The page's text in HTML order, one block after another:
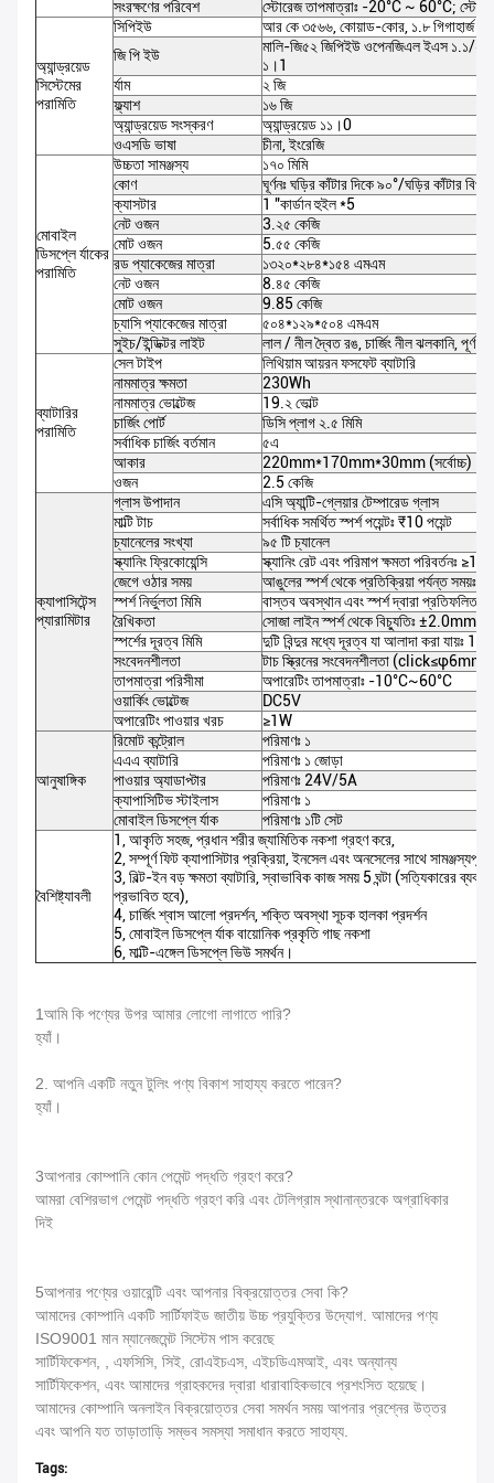
সংরক্ষণের পরিবেশ স্টোরেজ তাপমাত্রাঃ -20°C ~ 60°C;
অ্যান্ড্রয়েড
সিস্টেমের
পরামিতি
সিপিইউ
আর কে ৩৫৬৬, কোয়াড-কোর, ১.৮ গিগাহার্জ
জি পি ইউ
মালি-জি৫২ জিপিইউ ওপেনজিএল ইএস ১.১/
১।1
র্যাম
২ জি
ফ্ল্যাশ
১৬ জি
অ্যান্ড্রয়েড সংস্করণ
অ্যান্ড্রয়েড ১১।0
ওএসডি ভাষা
চীনা, ইংরেজি
মোবাইল
ডিসপ্লে র্যাকের
পরামিতি
উচ্চতা সামঞ্জস্য
১৭০ মিমি
কোণ
ঘূর্ণনঃ ঘড়ির কাঁটার দিকে ৯০°/ঘড়ির কাঁটার
ক্যাসটার
1 "কার্ডান হুইল *5
নেট ওজন
3.২৫ কেজি
মোট ওজন
5.৫৫ কেজি
রড প্যাকেজের মাত্রা
১৩২০*২৮৪*১৫৪ এমএম
নেট ওজন
8.৪৫ কেজি
মোট ওজন
9.85 কেজি
চ্যাসি প্যাকেজের মাত্রা
৫০৪*১২৯*৫০৪ এমএম
সুইচ/ইন্ডিক্টর লাইট
লাল / নীল দ্বৈত রঙ, চার্জিং নীল ঝলকানি, পূর্ণ
ব্যাটারির
পরামিতি
সেল টাইপ
লিথিয়াম আয়রন ফসফেট ব্যাটারি
নামমাত্র ক্ষমতা
230Wh
নামমাত্র ভোল্টেজ
19.২ ভোল্ট
চার্জিং পোর্ট
ডিসি প্লাগ ২.৫ মিমি
সর্বাধিক চার্জিং বর্তমান
৫এ
আকার
220mm*170mm*30mm (সর্বোচ্চ)
ওজন
2.5 কেজি
ক্যাপাসিটেন্স
প্যারামিটার
গ্লাস উপাদান
এসি অ্যান্টি-গ্লেয়ার টেম্পারেড গ্লাস
মাল্টি টাচ
সর্বাধিক সমর্থিত স্পর্শ পয়েন্টঃ ₹10 পয়েন্ট
চ্যানেলের সংখ্যা
৯৫ টি চ্যানেল
স্ক্যানিং ফ্রিকোয়েন্সি
স্ক্যানিং রেট এবং পরিমাপ ক্ষমতা পরিবর্তনঃ
জেগে ওঠার সময়
আঙুলের স্পর্শ থেকে প্রতিক্রিয়া পর্যন্ত সময়ঃ
স্পর্শ নির্ভুলতা মিমি
বাস্তব অবস্থান এবং স্পর্শ দ্বারা প্রতিফলিত
রৈখিকতা
সোজা লাইন স্পর্শ থেকে বিচ্যুতিঃ ±2.0mm
স্পর্শের দূরত্ব মিমি
দুটি বিন্দুর মধ্যে দূরত্ব যা আলাদা করা যায়ঃ
সংবেদনশীলতা
টাচ স্ক্রিনের সংবেদনশীলতা
তাপমাত্রা পরিসীমা
অপারেটিং তাপমাত্রাঃ -10°C~60°C
ওয়ার্কিং ভোল্টেজ
DC5V
অপারেটিং পাওয়ার খরচ
≥1W
আনুষাঙ্গিক
রিমোট কন্ট্রোল
পরিমাণঃ ১
এএএ ব্যাটারি
পরিমাণঃ ১ জোড়া
পাওয়ার অ্যাডাপ্টার
পরিমাণঃ 24V/5A
ক্যাপাসিটিভ স্টাইলাস
পরিমাণঃ ১
মোবাইল ডিসপ্লে র্যাক
পরিমাণঃ ১টি সেট
বৈশিষ্ট্যাবলী
1, আকৃতি সহজ, প্রধান শরীর জ্যামিতিক নকশা গ্রহণ করে,
2, সম্পূর্ণ ফিট ক্যাপাসিটার প্রক্রিয়া, ইনসেল এবং অনসেলের সাথে সামঞ্জস্যপূর্ণ,
3, বিল্ট-ইন বড় ক্ষমতা ব্যাটারি, স্বাভাবিক কাজ সময় 5 ঘন্টা (সত্যিকারের
প্রভাবিত হবে),
4, চার্জিং শ্বাস আলো প্রদর্শন, শক্তি অবস্থা সূচক হালকা প্রদর্শন
5, মোবাইল ডিসপ্লে র্যাক বায়োনিক প্রকৃতি গাছ নকশা
6, মাল্টি-এঙ্গেল ডিসপ্লে ভিউ সমর্থন।
1আমি কি পণ্যের উপর আমার লোগো লাগাতে পারি?
হ্যাঁ।
2. আপনি একটি নতুন টুলিং পণ্য বিকাশ সাহায্য করতে পারেন?
হ্যাঁ।
3আপনার কোম্পানি কোন পেমেন্ট পদ্ধতি গ্রহণ করে?
আমরা বেশিরভাগ পেমেন্ট পদ্ধতি গ্রহণ করি এবং টেলিগ্রাম স্থানান্তরকে অগ্রাধিকার
দিই
5আপনার পণ্যের ওয়ারেন্টি এবং আপনার বিক্রয়োত্তর সেবা কি?
আমাদের কোম্পানি একটি সার্টিফাইড জাতীয় উচ্চ প্রযুক্তির উদ্যোগ. আমাদের পণ্য
ISO9001 মান ম্যানেজমেন্ট সিস্টেম পাস করেছে
সার্টিফিকেশন, , এফসিসি, সিই, রোএইচএস, এইচডিএমআই, এবং অন্যান্য
সার্টিফিকেশন, এবং আমাদের গ্রাহকদের দ্বারা ধারাবাহিকভাবে প্রশংসিত হয়েছে।
আমাদের কোম্পানি অনলাইন বিক্রয়োত্তর সেবা সমর্থন সময় আপনার প্রশ্নের উত্তর
এবং আপনি যত তাড়াতাড়ি সম্ভব সমস্যা সমাধান করতে সাহায্য.
Tags: